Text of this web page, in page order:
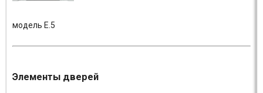
модель E.5
Элементы дверей